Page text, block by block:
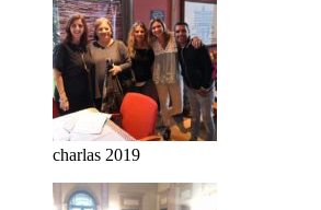
charlas 2019